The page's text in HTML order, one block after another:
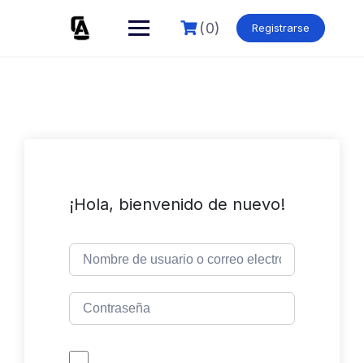
(0) Registrarse
¡Hola, bienvenido de nuevo!